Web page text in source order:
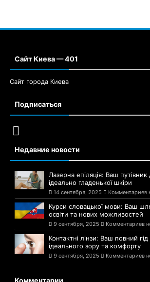
Сайт Киева — 401
Сайт города Киева
Подписаться
Недавние новости
Лазерна епіляція: Ваш путівник
ідеально гладенької шкіри
14 сентября, 2025 Комментариев
Курси словацької мови: Ваш
освіти та нових можливостей
9 сентября, 2025 Комментариев
Контактні лінзи: Ваш повний гід
ідеального зору та комфорту
9 сентября, 2025 Комментариев
Комментарии